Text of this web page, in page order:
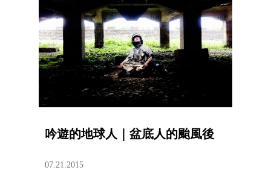
吟遊的地球人｜盆底人的颱風後
07.21.2015